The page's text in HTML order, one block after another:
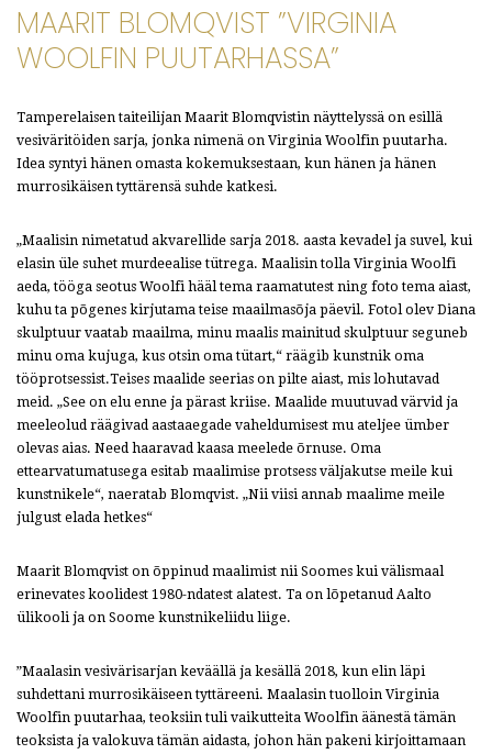
MAARIT BLOMQVIST ”VIRGINIA
WOOLFIN PUUTARHASSA”
Tamperelaisen taiteilijan Maarit Blomqvistin näyttelyssä on esillä
vesiväritöiden sarja, jonka nimenä on Virginia Woolfin puutarha.
Idea syntyi hänen omasta kokemuksestaan, kun hänen ja hänen
murrosikäisen tyttärensä suhde katkesi.
„Maalisin nimetatud akvarellide sarja 2018. aasta kevadel ja suvel, kui
elasin üle suhet murdeealise tütrega. Maalisin tolla Virginia Woolfi
aeda, tööga seotus Woolfi hääl tema raamatutest ning foto tema aiast,
kuhu ta põgenes kirjutama teise maailmasõja päevil. Fotol olev Diana
skulptuur vaatab maailma, minu maalis mainitud skulptuur seguneb
minu oma kujuga, kus otsin oma tütart,“ räägib kunstnik oma
tööprotsessist.Teises maalide seerias on pilte aiast, mis lohutavad
meid. „See on elu enne ja pärast kriise. Maalide muutuvad värvid ja
meeleolud räägivad aastaaegade vaheldumisest mu ateljee ümber
olevas aias. Need haaravad kaasa meelede õrnuse. Oma
ettearvatumatusega esitab maalimise protsess väljakutse meile kui
kunstnikele“, naeratab Blomqvist. „Nii viisi annab maalime meile
julgust elada hetkes“
Maarit Blomqvist on õppinud maalimist nii Soomes kui välismaal
erinevates koolidest 1980-ndatest alatest. Ta on lõpetanud Aalto
ülikooli ja on Soome kunstnikeliidu liige.
”Maalasin vesivärisarjan keväällä ja kesällä 2018, kun elin läpi
suhdettani murrosikäiseen tyttäreeni. Maalasin tuolloin Virginia
Woolfin puutarhaa, teoksiin tuli vaikutteita Woolfin äänestä tämän
teoksista ja valokuva tämän aidasta, johon hän pakeni kirjoittamaan